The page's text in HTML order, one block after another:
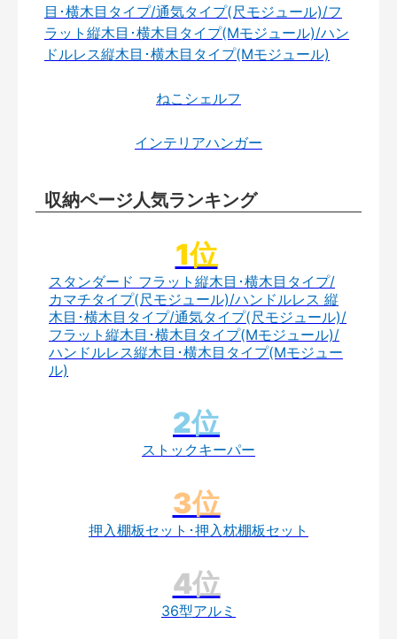
目･横木目タイプ/通気タイプ(尺モジュール)/フ
ラット縦木目･横木目タイプ(Mモジュール)/ハン
ドルレス縦木目･横木目タイプ(Mモジュール)
ねこシェルフ
インテリアハンガー
収納ページ人気ランキング
スタンダード フラット縦木目･横木目タイプ/
カマチタイプ(尺モジュール)/ハンドルレス 縦
木目･横木目タイプ/通気タイプ(尺モジュール)/
フラット縦木目･横木目タイプ(Mモジュール)/
ハンドルレス縦木目･横木目タイプ(Mモジュー
ル)
ストックキーパー
押入棚板セット･押入枕棚板セット
36型アルミ